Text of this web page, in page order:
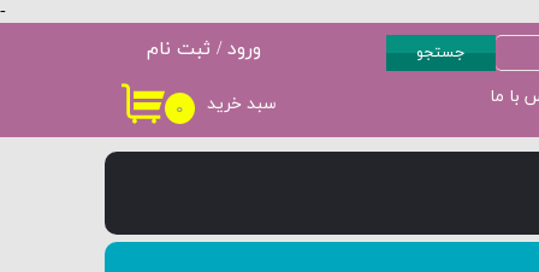
-
۰ سبد خرید با ما
ورود / ثبت نام
حساب کاربری من
تغییر گذر واژه
کاربری
جستجو